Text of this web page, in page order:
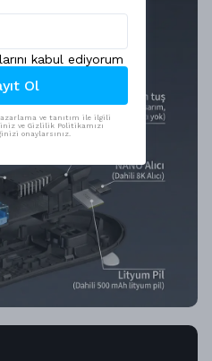
kabul ediyorum
Ol
ve tanıtım ile ilgili
ve Gizlilik Politikamızı
onaylarsınız.